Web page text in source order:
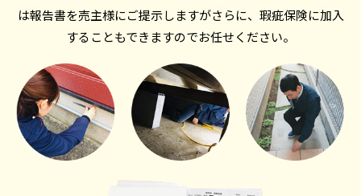
は報告書を売主様にご提示しますがさらに、瑕疵保険に加入
することもできますのでお任せください。